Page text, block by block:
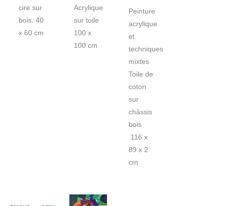
cire sur
bois. 40
x 60 cm
Acrylique
sur toile
100 x
100 cm
Peinture
acrylique
et
techniques
mixtes
Toile de
coton
sur
châssis
bois
116 x
89 x 2
cm